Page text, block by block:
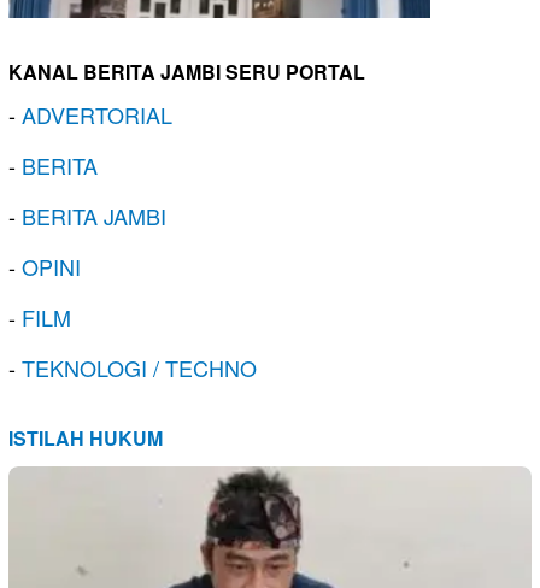
KANAL BERITA JAMBI SERU PORTAL
-ADVERTORIAL
- BERITA
- BERITA JAMBI
-OPINI
- FILM
-TEKNOLOGI / TECHNO
ISTILAH HUKUM